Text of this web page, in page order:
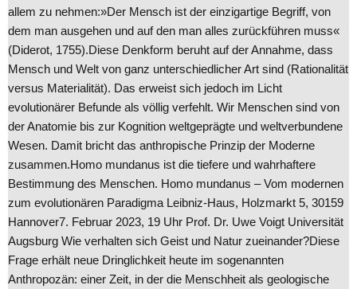
allem zu nehmen:»Der Mensch ist der einzigartige Begriff, von
dem man ausgehen und auf den man alles zurückführen muss«
(Diderot, 1755).Diese Denkform beruht auf der Annahme, dass
Mensch und Welt von ganz unterschiedlicher Art sind (Rationalität
versus Materialität). Das erweist sich jedoch im Licht
evolutionärer Befunde als völlig verfehlt. Wir Menschen sind von
der Anatomie bis zur Kognition weltgeprägte und weltverbundene
Wesen. Damit bricht das anthropische Prinzip der Moderne
zusammen.Homo mundanus ist die tiefere und wahrhaftere
Bestimmung des Menschen. Homo mundanus – Vom modernen
zum evolutionären Paradigma Leibniz-Haus, Holzmarkt 5, 30159
Hannover7. Februar 2023, 19 Uhr Prof. Dr. Uwe Voigt Universität
Augsburg Wie verhalten sich Geist und Natur zueinander?Diese
Frage erhält neue Dringlichkeit heute im sogenannten
Anthropozän: einer Zeit, in der die Menschheit als geologische